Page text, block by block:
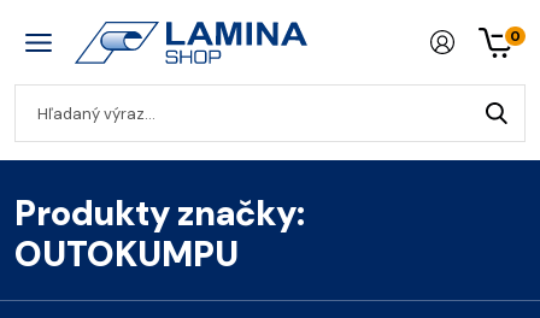
0
Produkty značky:
OUTOKUMPU